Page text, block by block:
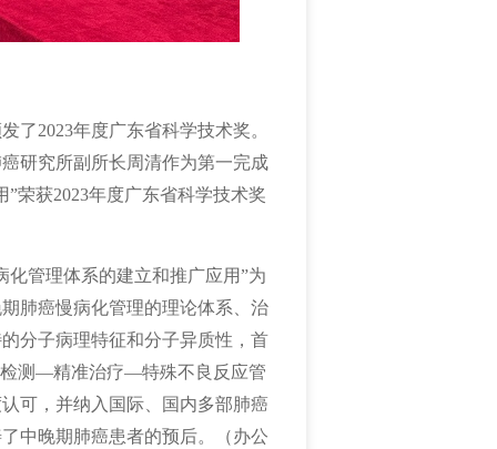
了2023年度广东省科学技术奖。
研究所副所长周清作为第一完成
”荣获2023年度广东省科学技术奖
化管理体系的建立和推广应用”为
肺癌慢病化管理的理论体系、治
分子病理特征和分子异质性，首
检测—精准治疗—特殊不良反应管
可，并纳入国际、国内多部肺癌
中晚期肺癌患者的预后。（办公